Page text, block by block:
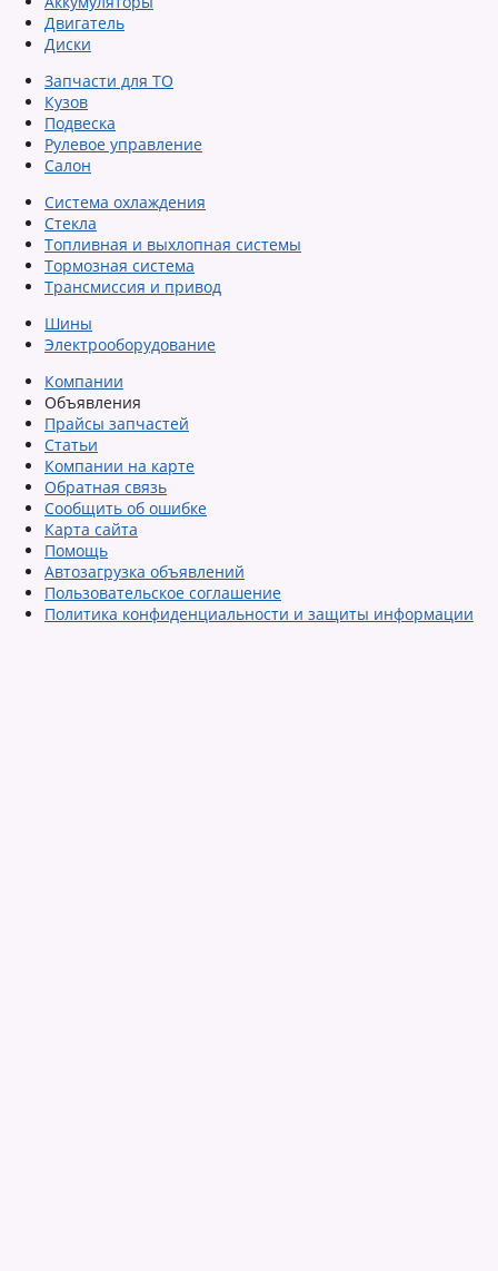
Двигатель
Диски
Запчасти для ТО
Кузов
Подвеска
Рулевое управление
Салон
Система охлаждения
Стекла
Топливная и выхлопная системы
Тормозная система
Трансмиссия и привод
Шины
Электрооборудование
Компании
Объявления
Прайсы запчастей
Статьи
Компании на карте
Обратная связь
Сообщить об ошибке
Карта сайта
Помощь
Автозагрузка объявлений
Пользовательское соглашение
Политика конфиденциальности и защиты информации